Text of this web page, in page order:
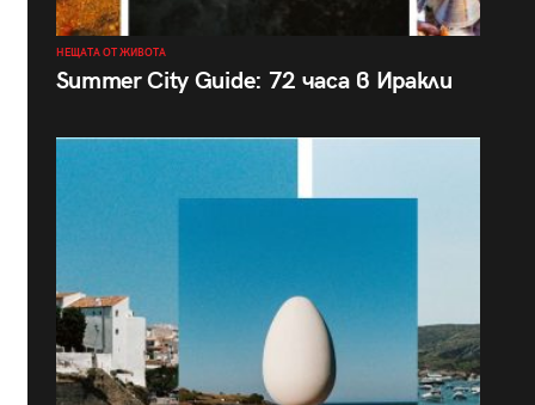
НЕЩАТА ОТ ЖИВОТА
Summer City Guide: 72 часа в Иракли